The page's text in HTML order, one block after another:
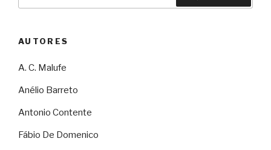
AUTORES
A. C. Malufe
Anélio Barreto
Antonio Contente
Fábio De Domenico